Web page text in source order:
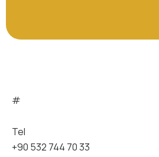
#
Tel
+90 532 744 70 33